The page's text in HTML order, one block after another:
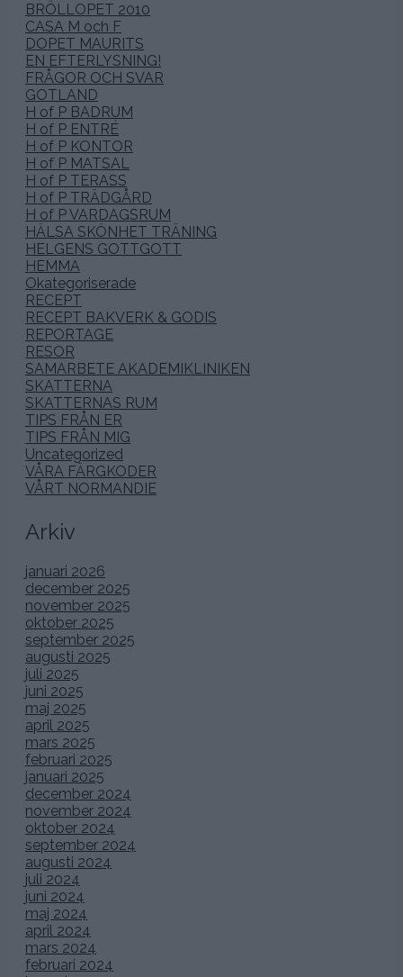
BRÖLLOPET 2010
CASA M och F
DOPET MAURITS
EN EFTERLYSNING!
FRÅGOR OCH SVAR
GOTLAND
H of P BADRUM
H of P ENTRÉ
H of P KONTOR
H of P MATSAL
H of P TERASS
H of P TRÄDGÅRD
H of P VARDAGSRUM
HÄLSA SKÖNHET TRÄNING
HELGENS GOTTGOTT
HEMMA
Okategoriserade
RECEPT
RECEPT BAKVERK & GODIS
REPORTAGE
RESOR
SAMARBETE AKADEMIKLINIKEN
SKATTERNA
SKATTERNAS RUM
TIPS FRÅN ER
TIPS FRÅN MIG
Uncategorized
VÅRA FÄRGKODER
VÅRT NORMANDIE
Arkiv
januari 2026
december 2025
november 2025
oktober 2025
september 2025
augusti 2025
juli 2025
juni 2025
maj 2025
april 2025
mars 2025
februari 2025
januari 2025
december 2024
november 2024
oktober 2024
september 2024
augusti 2024
juli 2024
juni 2024
maj 2024
april 2024
mars 2024
februari 2024